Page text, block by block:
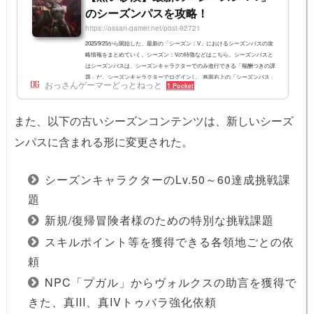
のシーズンパスを攻略！
https://ossan-gamer.net/post-92721
2025/9/25から開始した、最新の「シーズン：V」におけるシーズンパスの攻
略情報をまとめていく。シーズン：Vの特徴などはこちら。シーズンパスと
はシーズンパスは、シーズンキャラクターでのみ進行できる「報酬つきの課
題」だ。シーズンキャラクターでログインし、画面右上の「シーズンパス」
をクリックすると、画面左にシーズンパス依頼と報酬受け取りの画面が表示
される。「シーズン：V」シーズンパスの目標一覧シーズン目標シーズンパ
ンキャラクターLv.5を達...
おっさんゲーマーどっとねっと 1 Pocket
また、以下の古いシーズンコンテンツは、新しいシーズ
ンパスに含まれる形に変更された。
シーズンキャラクターのLv.50～60達成挑戦課
題
新規/復帰冒険者様のための特別な挑戦課題
スキルポイント等を獲得できる各領地ごとの依
頼
NPC「プガル」からヴォルクスの助言を獲得で
きた、真III、真IVトゥバラ強化依頼